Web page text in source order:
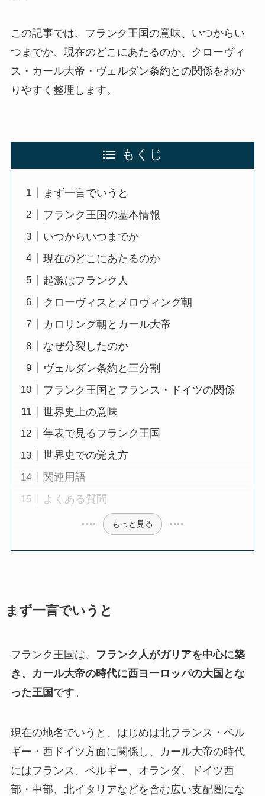
この記事では、フランク王国の意味、いつからい
つまでか、現在のどこにあたるのか、クローヴィ
ス・カール大帝・ヴェルダン条約との関係をわか
りやすく整理します。
もくじ
まず一言でいうと
フランク王国の基本情報
いつからいつまでか
現在のどこにあたるのか
起源はフランク人
クローヴィスとメロヴィング朝
カロリング朝とカール大帝
なぜ分裂したのか
ヴェルダン条約と三分割
フランク王国とフランス・ドイツの関係
世界史上の意味
年表で見るフランク王国
世界史での覚え方
関連用語
よくある質問
もっと見る
まず一言でいうと
フランク王国は、
フランク人がガリアを中心に築
き、カール大帝の時代に西ヨーロッパの大国とな
った王国 です。
現在の地名でいうと、はじめは北フランス・ベル
ギー・西ドイツ方面に関係し、カール大帝の時代
にはフランス、ベルギー、オランダ、ドイツ西
部・中部、北イタリアなどを含む広い支配圏にな